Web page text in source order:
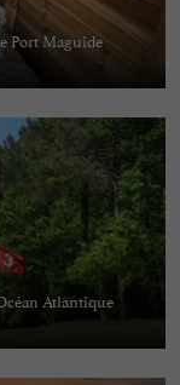
Port Maguide
Atlantique